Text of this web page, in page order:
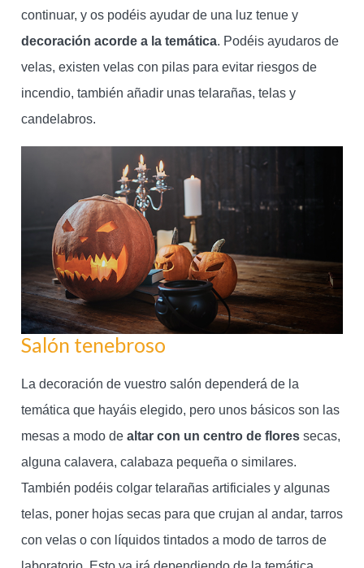
continuar, y os podéis ayudar de una luz tenue y
decoración acorde a la temática. Podéis ayudaros de
velas, existen velas con pilas para evitar riesgos de
incendio, también añadir unas telarañas, telas y
candelabros.
Salón tenebroso
La decoración de vuestro salón dependerá de la
temática que hayáis elegido, pero unos básicos son las
mesas a modo de altar con un centro de floressecas,
alguna calavera, calabaza pequeña o similares.
También podéis colgar telarañas artificiales y algunas
telas, poner hojas secas para que crujan al andar, tarros
con velas o con líquidos tintados a modo de tarros de